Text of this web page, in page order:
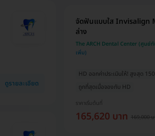
ดูรายละเอียด
HD ออกค่าประเมินให้! สูงสุด
ถูกที่สุดเมื่อจองกับ HD
จัดฟันแบบใส Invisalign
ล่าง
The ARCH Dental Center (ศูนย์
ราคาเริ่มต้นที่
165,620 บาท 169,000